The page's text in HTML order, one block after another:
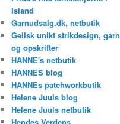
Island
Garnudsalg.dk, netbutik
Geilsk unikt strikdesign, garn
og opskrifter
HANNE's netbutik
HANNES blog
HANNEs patchworkbutik
Helene Juuls blog
Helene Juuls netbutik